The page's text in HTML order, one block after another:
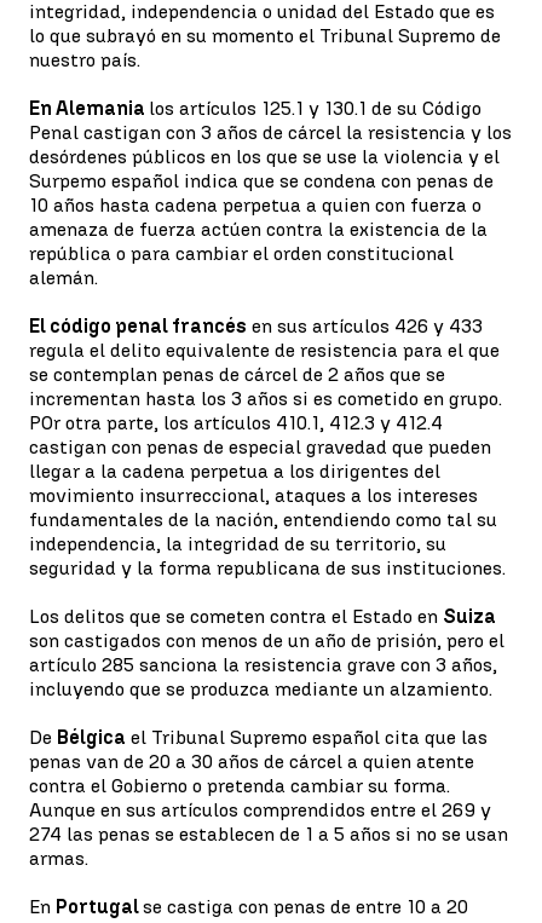
integridad, independencia o unidad del Estado que es
lo que subrayó en su momento el Tribunal Supremo de
nuestro país.
En Alemania los artículos 125.1 y 130.1 de su Código
Penal castigan con 3 años de cárcel la resistencia y los
desórdenes públicos en los que se use la violencia y el
Surpemo español indica que se condena con penas de
10 años hasta cadena perpetua a quien con fuerza o
amenaza de fuerza actúen contra la existencia de la
república o para cambiar el orden constitucional
alemán.
El código penal francés en sus artículos 426 y 433
regula el delito equivalente de resistencia para el que
se contemplan penas de cárcel de 2 años que se
incrementan hasta los 3 años si es cometido en grupo.
POr otra parte, los artículos 410.1, 412.3 y 412.4
castigan con penas de especial gravedad que pueden
llegar a la cadena perpetua a los dirigentes del
movimiento insurreccional, ataques a los intereses
fundamentales de la nación, entendiendo como tal su
independencia, la integridad de su territorio, su
seguridad y la forma republicana de sus instituciones.
Los delitos que se cometen contra el Estado en Suiza
son castigados con menos de un año de prisión, pero el
artículo 285 sanciona la resistencia grave con 3 años,
incluyendo que se produzca mediante un alzamiento.
De Bélgica el Tribunal Supremo español cita que las
penas van de 20 a 30 años de cárcel a quien atente
contra el Gobierno o pretenda cambiar su forma.
Aunque en sus artículos comprendidos entre el 269 y
274 las penas se establecen de 1 a 5 años si no se usan
armas.
En Portugalse castiga con penas de entre 10 a 20